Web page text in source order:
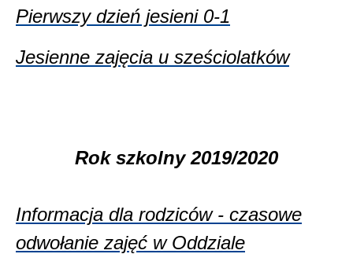
Pierwszy dzień jesieni 0-1
Jesienne zajęcia u sześciolatków
Rok szkolny 2019/2020
Informacja dla rodziców - czasowe
odwołanie zajęć w Oddziale